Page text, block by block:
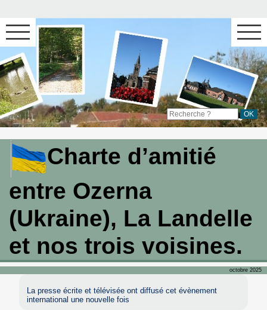
Charte d’amitié
entre Ozerna
(Ukraine), La Landelle
et nos trois voisines.
octobre 2025
La presse écrite et télévisée ont diffusé cet évènement
international une nouvelle fois